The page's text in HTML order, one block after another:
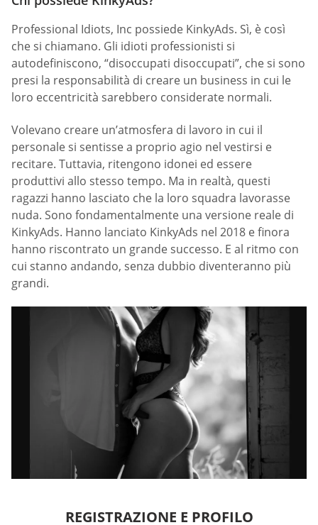
Professional Idiots, Inc possiede KinkyAds. Sì, è così
che si chiamano. Gli idioti professionisti si
autodefiniscono, “disoccupati disoccupati”, che si sono
presi la responsabilità di creare un business in cui le
loro eccentricità sarebbero considerate normali.
Volevano creare un’atmosfera di lavoro in cui il
personale si sentisse a proprio agio nel vestirsi e
recitare. Tuttavia, ritengono idonei ed essere
produttivi allo stesso tempo. Ma in realtà, questi
ragazzi hanno lasciato che la loro squadra lavorasse
nuda. Sono fondamentalmente una versione reale di
KinkyAds. Hanno lanciato KinkyAds nel 2018 e finora
hanno riscontrato un grande successo. E al ritmo con
cui stanno andando, senza dubbio diventeranno più
grandi.
REGISTRAZIONE E PROFILO